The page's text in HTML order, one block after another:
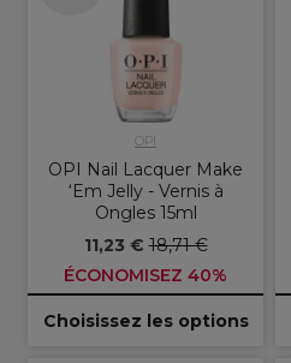
OPI
OPI Nail Lacquer Make
‘Em Jelly - Vernis à
Ongles 15ml
11,23 €18,71 €
ÉCONOMISEZ 40%
Choisissez les options